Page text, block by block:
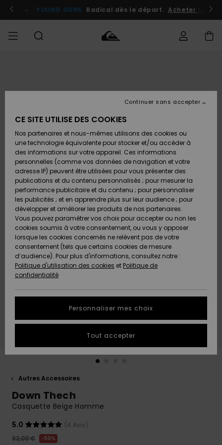
l'information
le
Se connecter / s'inscrire
YOUNG GUNS Radical dès le départ. Acheter
Chaussures
& Tongs
Surf
Snow
Nouveautés
A
Découvrir
Chaussures
& Tongs
Surf
Snow
Nouveautés
A
Découvrir
FEMME
A
Découvrir
Snow
SURF
Surf
Shop
Enfant
Highlights
Communauté
SNOW
Snow
Shop
Enfant
Snow
Shop
Femme
A
Découvrir
Communauté
OUTLET
Enfant
Outlet
Femme
AIDE &
CONTACT
Retours
Paiement
Carte
Cadeau
Quiksilver
Freedom
Protection
des
tailles
conversation
obtenir la
plus rapide
à votre
Démarrer
MAGASINS
QUIKSILVER
Autres Accessoires
Down Thech
Casquette Beige Homme
5.0
(4 Avis)
32,00 €
50%
CE SITE UTILISE DES COOKIES
Nos partenaires et nous-mêmes utilisons des cookies ou
une technologie équivalente pour stocker et/ou accéder à
des informations sur votre appareil. Ces informations
personnelles (comme vos données de navigation et votre
adresse IP) peuvent être utilisées pour vous présenter des
publications et du contenu personnalisés ; pour mesurer la
performance publicitaire et du contenu ; pour personnaliser
les publicités ; et en apprendre plus sur leur audience ; pour
développer et améliorer les produits de nos partenaires.
Vous pouvez paramétrer vos choix pour accepter ou non les
cookies soumis à votre consentement, ou vous y opposer
lorsque les cookies concernés ne relèvent pas de votre
consentement (tels que certains cookies de mesure
d’audience). Pour plus d'informations, consultez notre :
Politique d'utilisation des cookies et Politique de
confidentialité
Personnaliser mes choix
Continuer sans accepter
Tout accepter